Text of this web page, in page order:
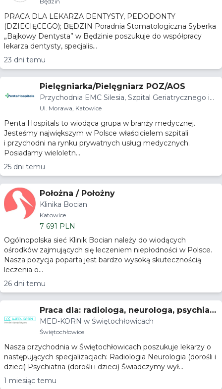
PRACA DLA LEKARZA DENTYSTY, PEDODONTY
(DZIECIĘCEGO); BĘDZIN Poradnia Stomatologiczna Syberka
„Bajkowy Dentysta” w Będzinie poszukuje do współpracy
lekarza dentysty, specjalis...
23 dni temu
Pielęgniarka/Pielęgniarz POZ/AOS
Przychodnia EMC Silesia, Szpital Geriatrycznego i
m. Jana Pawła II w Katowicach
Ul. Morawa, Katowice
Penta Hospitals to wiodąca grupa w branży medycznej.
Jesteśmy największym w Polsce właścicielem szpitali
i przychodni na rynku prywatnych usług medycznych.
Posiadamy wieloletn...
25 dni temu
Położna / Położny
Klinika Bocian
Katowice
7 691 PLN
Ogólnopolska sieć Klinik Bocian należy do wiodących
ośrodków zajmujących się leczeniem niepłodności w Polsce.
Nasza pozycja poparta jest bardzo wysoką skutecznością
leczenia o...
26 dni temu
Praca dla: radiologa, neurologa, psychiatr
y
MED-KORN w Świętochłowicach
Świętochłowice
Nasza przychodnia w Świętochłowicach poszukuje lekarzy o
następujących specjalizacjach: Radiologia Neurologia (dorośli i
dzieci) Psychiatria (dorośli i dzieci) Świadczymy wył...
1 miesiąc temu